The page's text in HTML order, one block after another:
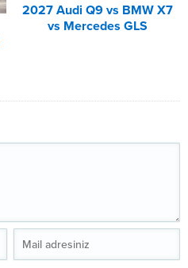
2027 Audi Q9 vs BMW X7
vs Mercedes GLS